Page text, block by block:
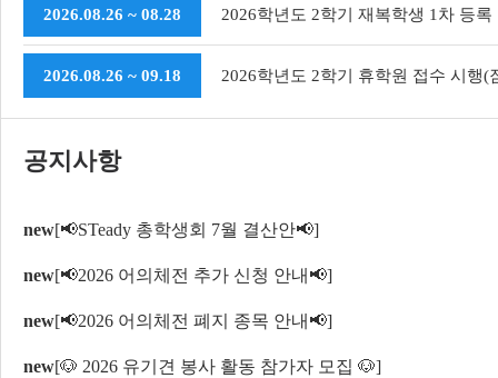
2026.08.26 ~ 08.28 2026학년도 2학기 재복학생 1차 등록
2026.08.26 ~ 09.18 2026학년도 2학기 휴학원 접수 시행(
공지사항
new[📢STeady 총학생회 7월 결산안📢]
new[📢2026 어의체전 추가 신청 안내📢]
new[📢2026 어의체전 폐지 종목 안내📢]
new[🐶 2026 유기견 봉사 활동 참가자 모집 🐶]